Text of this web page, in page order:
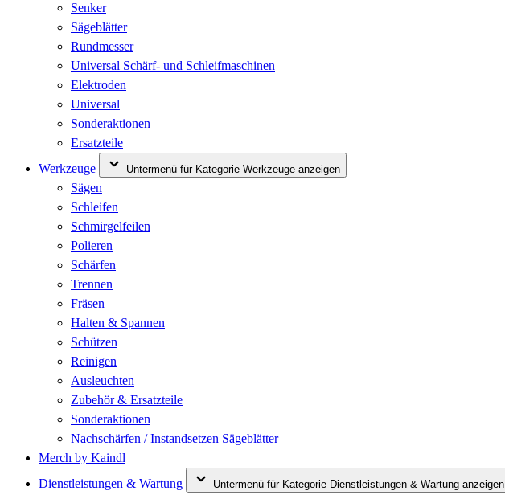
Senker
Sägeblätter
Rundmesser
Universal Schärf- und Schleifmaschinen
Elektroden
Universal
Sonderaktionen
Ersatzteile
Werkzeuge
Untermenü für Kategorie Werkzeuge anzeigen
Sägen
Schleifen
Schmirgelfeilen
Polieren
Schärfen
Trennen
Fräsen
Halten & Spannen
Schützen
Reinigen
Ausleuchten
Zubehör & Ersatzteile
Sonderaktionen
Nachschärfen / Instandsetzen Sägeblätter
Merch by Kaindl
Dienstleistungen & Wartung
Untermenü für Kategorie Dienstleistungen & Wartung anzeigen